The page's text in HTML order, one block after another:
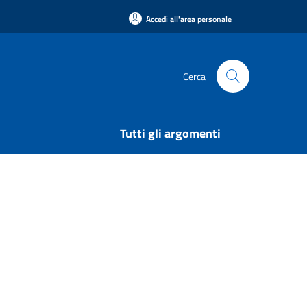
Accedi all'area personale
Cerca
Tutti gli argomenti